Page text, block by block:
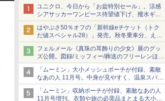
ユニクロ、今日から「お盆特別セール」。涼感
シアサッカーワンピース待望値下げ、撥水ギア
ショーツは1990円に
はやぶさ50％オフの「新幹線eチケット（トク
だ値スペシャル28）」発売。秋冬乗車分、えき
ねっと限定
フェルメール《真珠の耳飾りの少女》展のグッ
ズ公開。図録/ミッフィー/葬送のフリーレンほ
か、注目ブランドコラボが実現
「ムーミン」大小メッシュポーチが付録、素敵
なあの人 11月号。中身が見やすく、温泉スパに
も使える
「ムーミン」収納ポーチが付録、素敵なあの人
11月号増刊。衣類や旅の必需品まとまる大小2